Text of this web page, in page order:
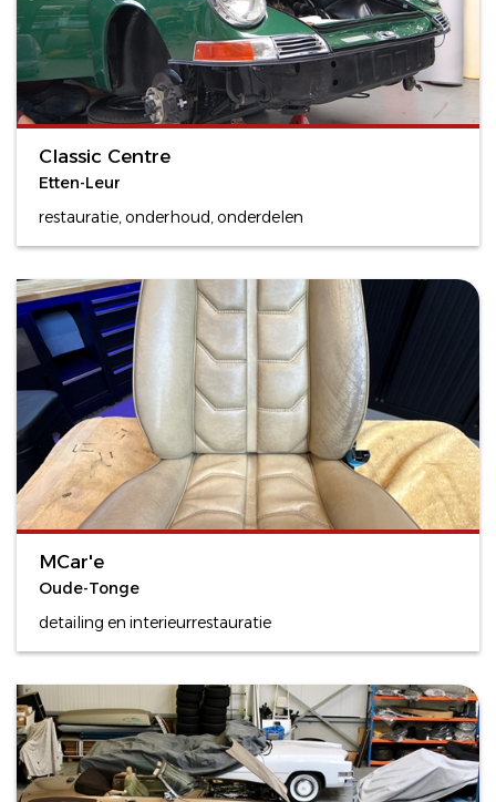
Classic Centre
Etten-Leur
restauratie, onderhoud, onderdelen
MCar'e
Oude-Tonge
detailing en interieurrestauratie